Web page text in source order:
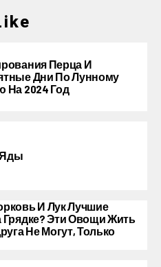
Перца И
Дни По Лунному
На 2024 Год
И Лук Лучшие
Грядке? Эти Овощи Жить
Не Могут, Только